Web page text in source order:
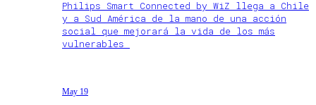
Philips Smart Connected by WiZ llega a Chile
y a Sud América de la mano de una acción
social que mejorará la vida de los más
vulnerables
May 19